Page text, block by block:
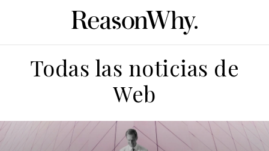
Todas las noticias de
Web